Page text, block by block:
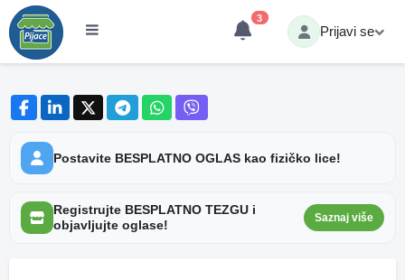
3
Prijavi se
Postavite BESPLATNO OGLAS kao fizičko lice!
Registrujte BESPLATNO TEZGU i
objavljujte oglase!
Saznaj više